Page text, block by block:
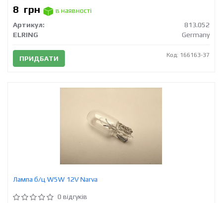
8 грн
в наявності
Артикул:
813.052
ELRING
Germany
ПРИДБАТИ Код: 166163-37
Лампа б/ц W5W 12V Narva
0 відгуків